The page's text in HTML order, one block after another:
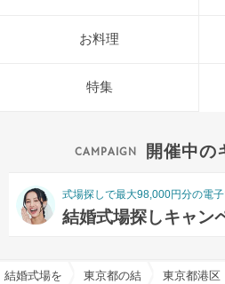
お料理
特集
開催中の
式場探しで最大98,000円分の電
結婚式場探しキャン
結婚式場を探すならハナユメ
東京都の結婚式場一覧
東京都港区